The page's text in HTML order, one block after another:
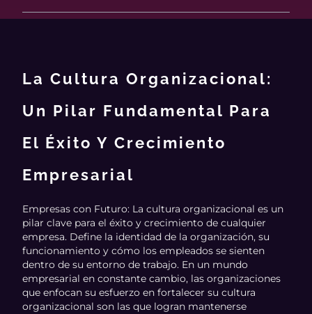
La Cultura Organizacional:
Un Pilar Fundamental Para
El Éxito Y Crecimiento
Empresarial
Empresas con Futuro: La cultura organizacional es un
pilar clave para el éxito y crecimiento de cualquier
empresa. Define la identidad de la organización, su
funcionamiento y cómo los empleados se sienten
dentro de su entorno de trabajo. En un mundo
empresarial en constante cambio, las organizaciones
que enfocan su esfuerzo en fortalecer su cultura
organizacional son las que logran mantenerse